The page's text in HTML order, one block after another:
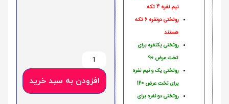
نیم نفره 4 تکه
روتختی دونفره 6 تکه
هستند
روتختی یکنفره برای
تخت عرض 90
روتختی یک و نیم نفره
برای تخت عرض 120
روتختی دو نفره برای
افزودن به سبد خرید